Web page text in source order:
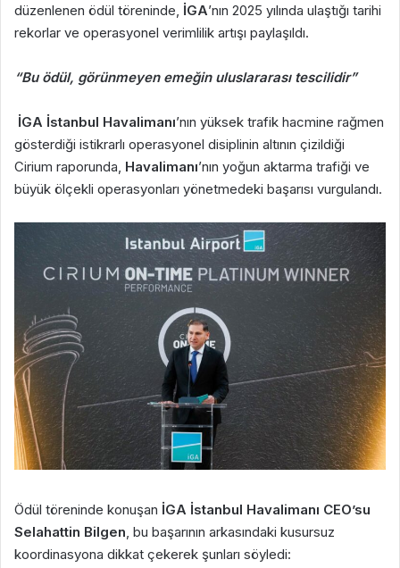
düzenlenen ödül töreninde, İGA’nın 2025 yılında ulaştığı tarihi
rekorlar ve operasyonel verimlilik artışı paylaşıldı.
“Bu ödül, görünmeyen emeğin uluslararası tescilidir”
İGA İstanbul Havalimanı’nın yüksek trafik hacmine rağmen
gösterdiği istikrarlı operasyonel disiplinin altının çizildiği
Cirium raporunda, Havalimanı’nın yoğun aktarma trafiği ve
büyük ölçekli operasyonları yönetmedeki başarısı vurgulandı.
Ödül töreninde konuşan İGA İstanbul Havalimanı CEO’su
Selahattin Bilgen, bu başarının arkasındaki kusursuz
koordinasyona dikkat çekerek şunları söyledi: